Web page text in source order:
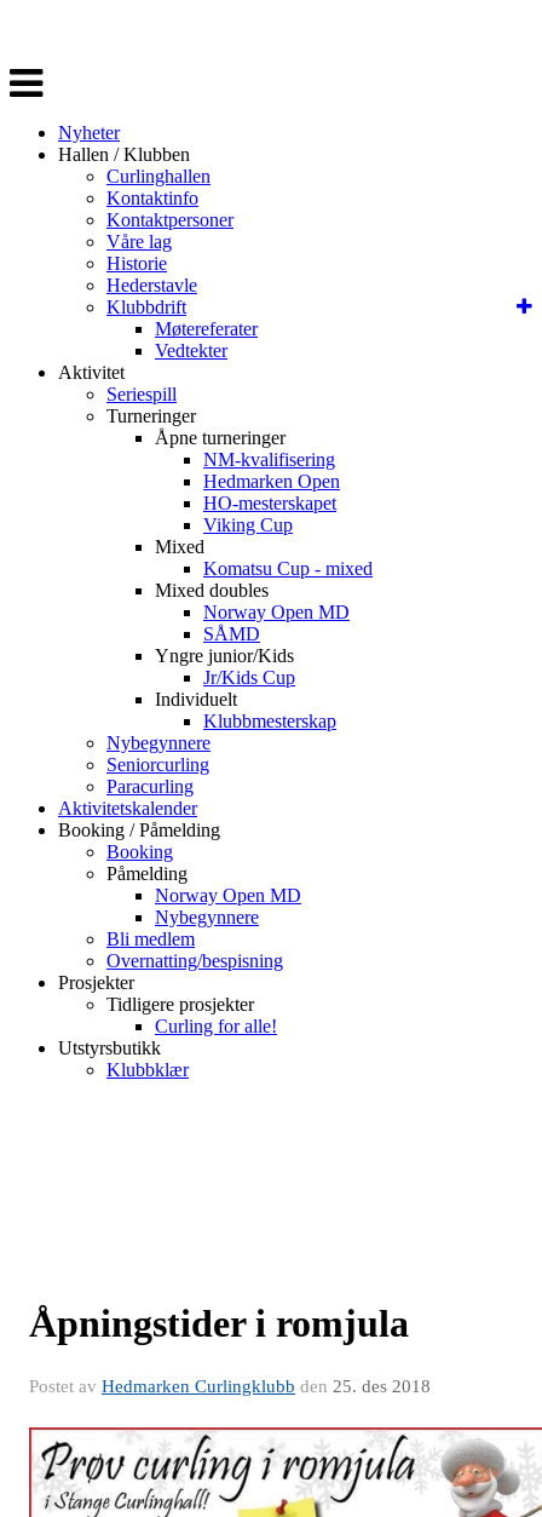
Veksle
navigasjon
Nyheter
Hallen / Klubben
Curlinghallen
Kontaktinfo
Kontaktpersoner
Våre lag
Historie
Hederstavle
Klubbdrift
Møtereferater
Vedtekter
Aktivitet
Seriespill
Turneringer
Åpne turneringer
NM-kvalifisering
Hedmarken Open
HO-mesterskapet
Viking Cup
Mixed
Komatsu Cup - mixed
Mixed doubles
Norway Open MD
SÅMD
Yngre junior/Kids
Jr/Kids Cup
Individuelt
Klubbmesterskap
Nybegynnere
Seniorcurling
Paracurling
Aktivitetskalender
Booking / Påmelding
Booking
Påmelding
Norway Open MD
Nybegynnere
Bli medlem
Overnatting/bespisning
Prosjekter
Tidligere prosjekter
Curling for alle!
Utstyrsbutikk
Klubbklær
Åpningstider i romjula
Postet av Hedmarken Curlingklubb den 25. des 2018